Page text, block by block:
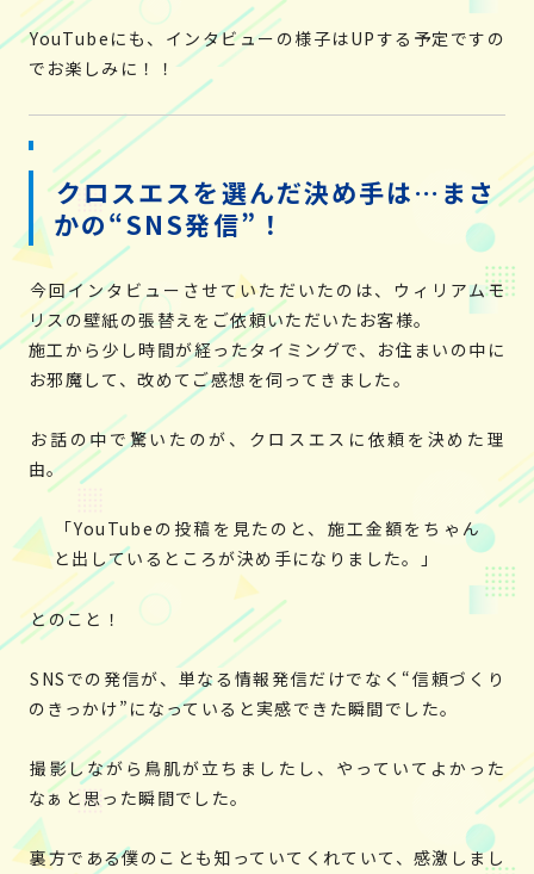
YouTubeにも、インタビューの様子はUPする予定ですの
でお楽しみに！！
クロスエスを選んだ決め手は…まさ
かの“SNS発信”！
今回インタビューさせていただいたのは、ウィリアムモ
リスの壁紙の張替えをご依頼いただいたお客様。
施工から少し時間が経ったタイミングで、お住まいの中に
お邪魔して、改めてご感想を伺ってきました。
お話の中で驚いたのが、クロスエスに依頼を決めた理
由。
「YouTubeの投稿を見たのと、施工金額をちゃん
と出しているところが決め手になりました。」
とのこと！
SNSでの発信が、単なる情報発信だけでなく“信頼づくり
のきっかけ”になっていると実感できた瞬間でした。
撮影しながら鳥肌が立ちましたし、やっていてよかった
なぁと思った瞬間でした。
裏方である僕のことも知っていてくれていて、感激しまし